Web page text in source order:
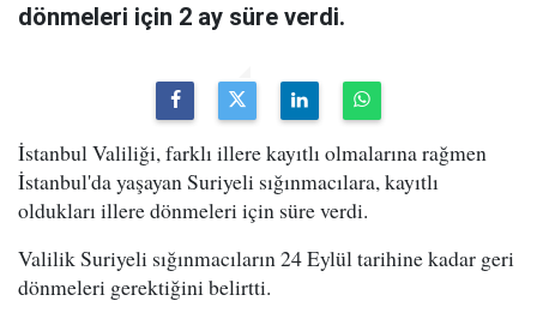
dönmeleri için 2 ay süre verdi.
İstanbul Valiliği, farklı illere kayıtlı olmalarına rağmen
İstanbul'da yaşayan Suriyeli sığınmacılara, kayıtlı
oldukları illere dönmeleri için süre verdi.
Valilik Suriyeli sığınmacıların 24 Eylül tarihine kadar geri
dönmeleri gerektiğini belirtti.